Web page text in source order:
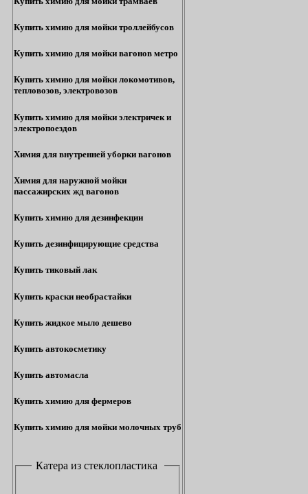
Купить химию для мойки троллейбусов
Купить химию для мойки вагонов метро
Купить химию для мойки локомотивов,
тепловозов, электровозов
Купить химию для мойки электричек и
электропоездов
Химия для внутренней уборки вагонов
Химия для наружной мойки
пассажирских жд вагонов
Купить химию для дезинфекции
Купить дезинфицирующие средства
Купить тиковый лак
Купить краски необрастайки
Купить жидкое мыло дешево
Купить автокосметику
Купить автомасла
Купить химию для фермеров
Купить химию для мойки молочных труб
Катера из стеклопластика